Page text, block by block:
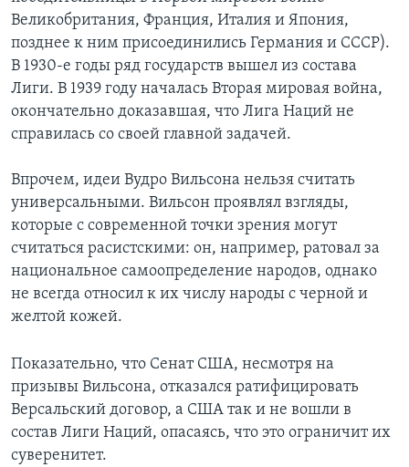
Великобритания, Франция, Италия и Япония,
позднее к ним присоединились Германия и СССР).
В 1930-е годы ряд государств вышел из состава
Лиги. В 1939 году началась Вторая мировая война,
окончательно доказавшая, что Лига Наций не
справилась со своей главной задачей.
Впрочем, идеи Вудро Вильсона нельзя считать
универсальными. Вильсон проявлял взгляды,
которые с современной точки зрения могут
считаться расистскими: он, например, ратовал за
национальное самоопределение народов, однако
не всегда относил к их числу народы с черной и
желтой кожей.
Показательно, что Сенат США, несмотря на
призывы Вильсона, отказался ратифицировать
Версальский договор, а США так и не вошли в
состав Лиги Наций, опасаясь, что это ограничит их
суверенитет.